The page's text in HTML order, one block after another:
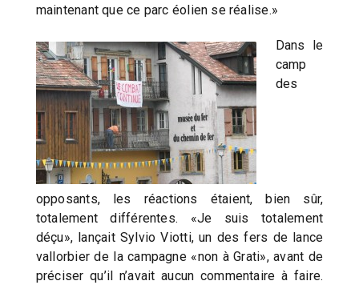
maintenant que ce parc éolien se réalise.»
Dans le
camp
des
opposants, les réactions étaient, bien sûr,
totalement différentes. «Je suis totalement
déçu», lançait Sylvio Viotti, un des fers de lance
vallorbier de la campagne «non à Grati», avant de
préciser qu’il n’avait aucun commentaire à faire.